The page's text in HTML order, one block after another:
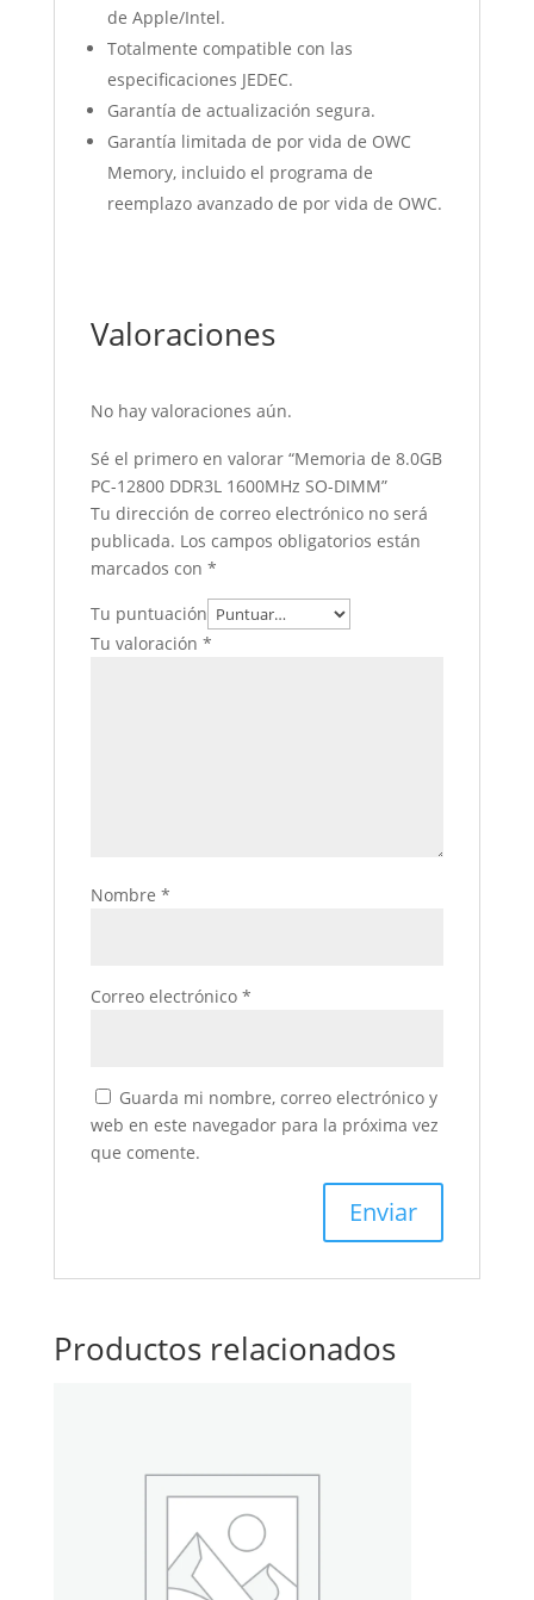
de Apple/Intel.
Totalmente compatible con las
especificaciones JEDEC.
Garantía de actualización segura.
Garantía limitada de por vida de OWC
Memory, incluido el programa de
reemplazo avanzado de por vida de OWC.
Valoraciones
No hay valoraciones aún.
Sé el primero en valorar “Memoria de 8.0GB
PC-12800 DDR3L 1600MHz SO-DIMM”
Tu dirección de correo electrónico no será
publicada. Los campos obligatorios están
marcados con *
Tu puntuación
Tu valoración *
Nombre *
Correo electrónico *
Guarda mi nombre, correo electrónico y
web en este navegador para la próxima vez
que comente.
Productos relacionados